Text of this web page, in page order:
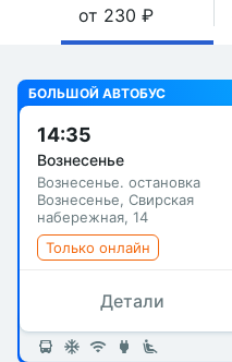
от 230 ₽
БОЛЬШОЙ АВТОБУС
14:35
Вознесенье
Вознесенье. остановка
Вознесенье, Свирская
набережная, 14
Только онлайн
Детали